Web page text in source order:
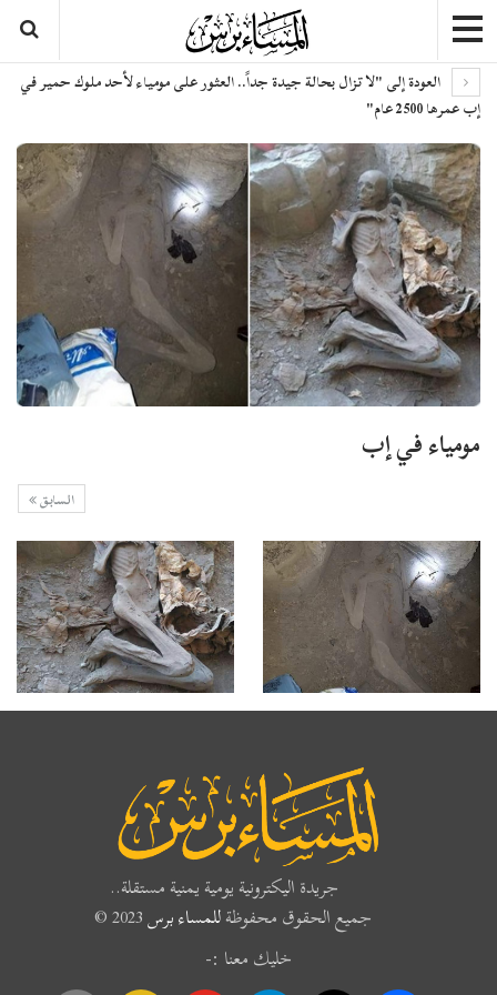
العودة إلى "لا تزال بحالة جيدة جداً.. العثور على مومياء لأحد ملوك حمير في
إب عمرها 2500 عام"
مومياء في إب
السابق
جريدة اليكترونية يومية يمنية مستقلة..
جميع الحقوق محفوظةللمساء برس
خليك معنا :-